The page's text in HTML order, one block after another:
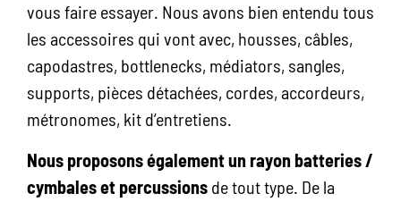
vous faire essayer. Nous avons bien entendu tous
les accessoires qui vont avec, housses, câbles,
capodastres, bottlenecks, médiators, sangles,
supports, pièces détachées, cordes, accordeurs,
métronomes, kit d’entretiens.
Nous proposons également un rayon batteries /
cymbales et percussions de tout type. De la